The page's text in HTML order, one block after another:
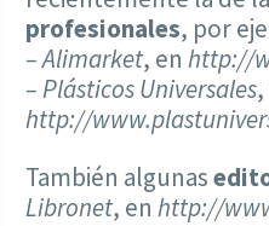
profesionales, por
– Alimarket, en http://
– Plásticos Universales
http://
También algunas
Libronet, en http://